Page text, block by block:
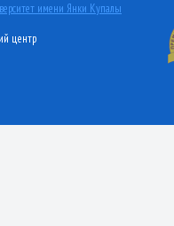
имени Янки Купалы
центр